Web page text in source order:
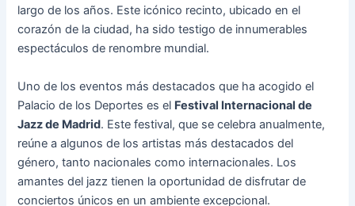
largo de los años. Este icónico recinto, ubicado en el
corazón de la ciudad, ha sido testigo de innumerables
espectáculos de renombre mundial.
Uno de los eventos más destacados que ha acogido el
Palacio de los Deportes es el Festival Internacional de
Jazz de Madrid. Este festival, que se celebra anualmente,
reúne a algunos de los artistas más destacados del
género, tanto nacionales como internacionales. Los
amantes del jazz tienen la oportunidad de disfrutar de
conciertos únicos en un ambiente excepcional.